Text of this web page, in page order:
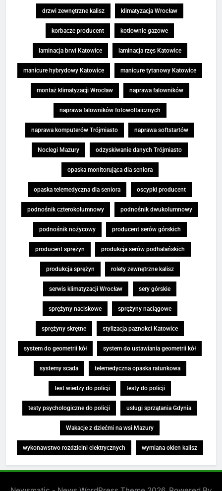
drzwi zewnętrzne kalisz klimatyzacja Wrocław
korbacze producent kotłownie gazowe
laminacja brwi Katowice laminacja rzęs Katowice
manicure hybrydowy Katowice manicure tytanowy Katowice
montaż klimatyzacji Wrocław naprawa falowników
naprawa falowników fotowoltaicznych
naprawa komputerów Trójmiasto naprawa softstartów
Noclegi Mazury odzyskiwanie danych Trójmiasto
opaska monitorująca dla seniora
opaska telemedyczna dla seniora oscypki producent
podnośnik czterokolumnowy podnośnik dwukolumnowy
podnośnik nożycowy producent serów górskich
producent sprężyn produkcja serów podhalańskich
produkcja sprężyn rolety zewnętrzne kalisz
serwis klimatyzacji Wrocław sery górskie
sprężyny naciskowe sprężyny naciągowe
sprężyny skrętne stylizacja paznokci Katowice
system do geometrii kół system do ustawiania geometrii kół
systemy scada telemedyczna opaska ratunkowa
test wiedzy do policji testy do policji
testy psychologiczne do policji usługi sprzątania Gdynia
Wakacje z dziećmi na wsi Mazury
wykonawstwo rozdzielni elektrycznych wymiana okien kalisz